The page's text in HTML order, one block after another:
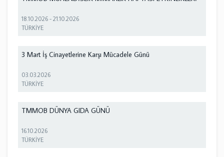
18.10.2026 -21.10.2026
TÜRKİYE
3 Mart İş Cinayetlerine Karşı Mücadele Günü
03.03.2026
TÜRKİYE
TMMOB DÜNYA GIDA GÜNÜ
16.10.2026
TÜRKİYE